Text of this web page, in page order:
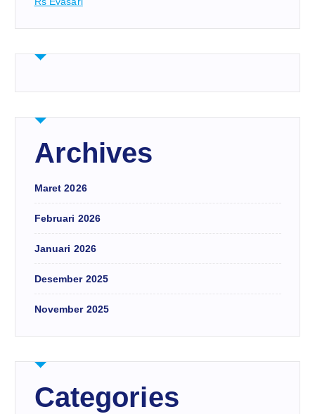
Archives
Maret 2026
Februari 2026
Januari 2026
Desember 2025
November 2025
Categories